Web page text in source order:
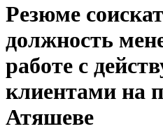
Резюме
должность
работе с
клиентами на
Атяшеве